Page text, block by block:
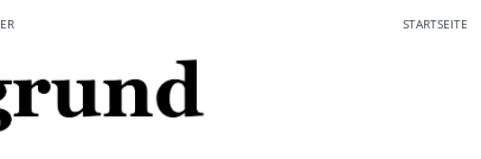
STARTSEITE